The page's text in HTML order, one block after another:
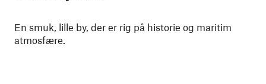
En smuk, lille by, der er rig på historie og maritim
atmosfære.